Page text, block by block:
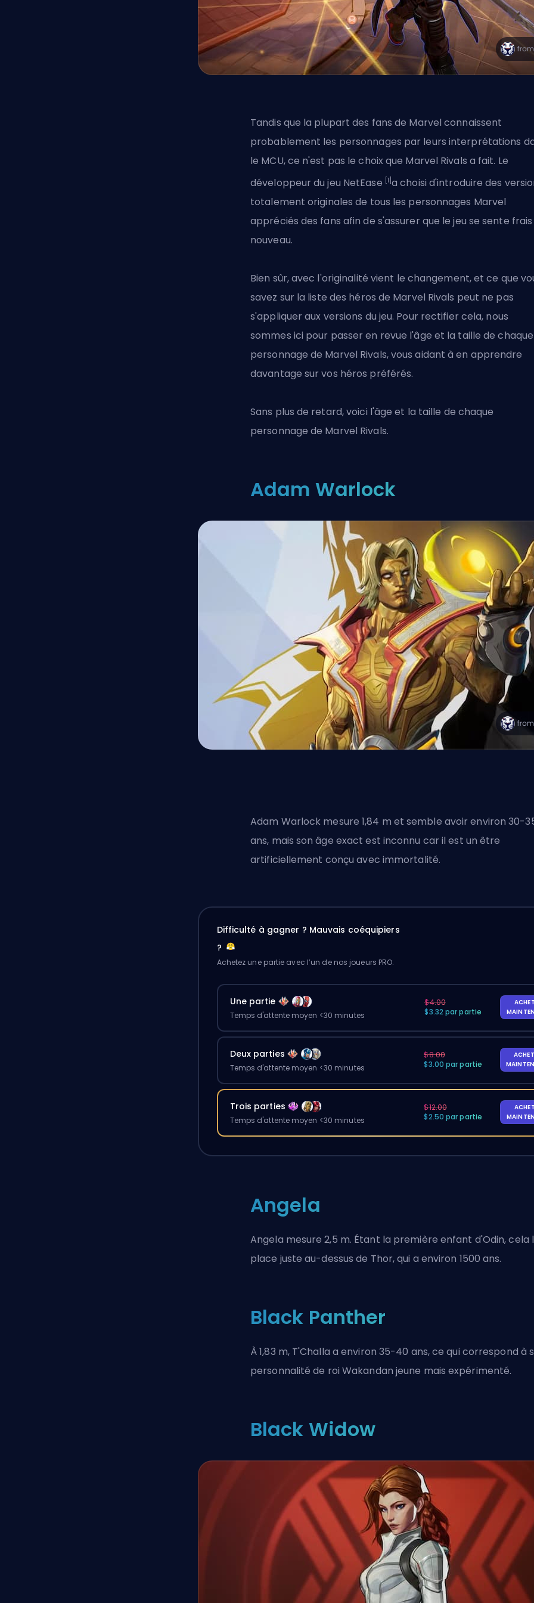
Tandis que la plupart des fans de Marvel connaissent
probablement les personnages par leurs interprétations
le MCU, ce n'est pas le choix que Marvel Rivals a fait. Le
développeur du jeu NetEase [1]a choisi d'introduire des
totalement originales de tous les personnages Marvel
appréciés des fans afin de s'assurer que le jeu se sente
nouveau.
Bien sûr, avec l'originalité vient le changement, et ce que
savez sur la liste des héros de Marvel Rivals peut ne pas
s'appliquer aux versions du jeu. Pour rectifier cela, nous
sommes ici pour passer en revue l'âge et la taille de chaque
personnage de Marvel Rivals, vous aidant à en apprendre
davantage sur vos héros préférés.
Sans plus de retard, voici l'âge et la taille de chaque
personnage de Marvel Rivals.
Adam Warlock
Adam Warlock mesure 1,84 m et semble avoir environ 30-
ans, mais son âge exact est inconnu car il est un être
artificiellement conçu avec immortalité.
Difficulté à gagner ? Mauvais coéquipiers
?
Achetez une partie avec l’un de nos joueurs PRO.
Une partie
Temps d'attente moyen <30 minutes
$4.00
$3.32 par partie
Deux parties
Temps d'attente moyen <30 minutes
$8.00
$3.00 par partie
Trois parties
Temps d'attente moyen <30 minutes
$12.00
$2.50 par partie
Angela
Angela mesure 2,5 m. Étant la première enfant d'Odin, cela
place juste au-dessus de Thor, qui a environ 1500 ans.
Black Panther
À 1,83 m, T'Challa a environ 35-40 ans, ce qui correspond à
personnalité de roi Wakandan jeune mais expérimenté.
Black Widow